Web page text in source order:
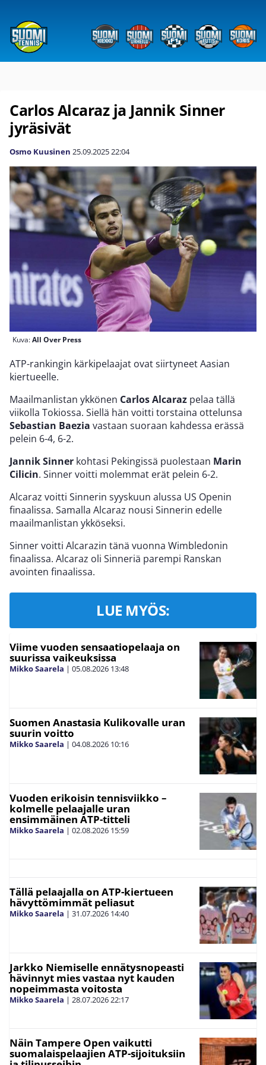
Carlos Alcaraz ja Jannik Sinner
jyräsivät
Osmo Kuusinen 25.09.202522:04
Kuva:All Over Press
ATP-rankingin kärkipelaajat ovat siirtyneet Aasian
kiertueelle.
Maailmanlistan ykkönen Carlos Alcaraz pelaa tällä
viikolla Tokiossa. Siellä hän voitti torstaina ottelunsa
Sebastian Baezia vastaan suoraan kahdessa erässä
pelein 6-4, 6-2.
Jannik Sinner kohtasi Pekingissä puolestaan Marin
Cilicin. Sinner voitti molemmat erät pelein 6-2.
Alcaraz voitti Sinnerin syyskuun alussa US Openin
finaalissa. Samalla Alcaraz nousi Sinnerin edelle
maailmanlistan ykköseksi.
Sinner voitti Alcarazin tänä vuonna Wimbledonin
finaalissa. Alcaraz oli Sinneriä parempi Ranskan
avointen finaalissa.
LUE MYÖS:
Viime vuoden sensaatiopelaaja on
suurissa vaikeuksissa
Mikko Saarela | 05.08.2026 13:48
Suomen Anastasia Kulikovalle uran
suurin voitto
Mikko Saarela | 04.08.2026 10:16
Vuoden erikoisin tennisviikko –
kolmelle pelaajalle uran
ensimmäinen ATP-titteli
Mikko Saarela | 02.08.2026 15:59
Tällä pelaajalla on ATP-kiertueen
hävyttömimmät peliasut
Mikko Saarela | 31.07.2026 14:40
Jarkko Niemiselle ennätysnopeasti
hävinnyt mies vastaa nyt kauden
nopeimmasta voitosta
Mikko Saarela | 28.07.202622:17
Näin Tampere Open vaikutti
suomalaispelaajien ATP-sijoituksiin